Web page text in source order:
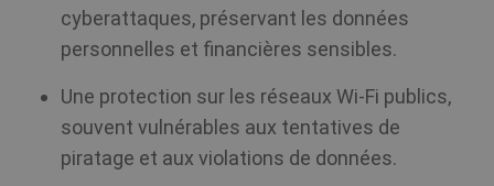
cyberattaques, préservant les données
personnelles et financières sensibles.
Une protection sur les réseaux Wi-Fi publics,
souvent vulnérables aux tentatives de
piratage et aux violations de données.